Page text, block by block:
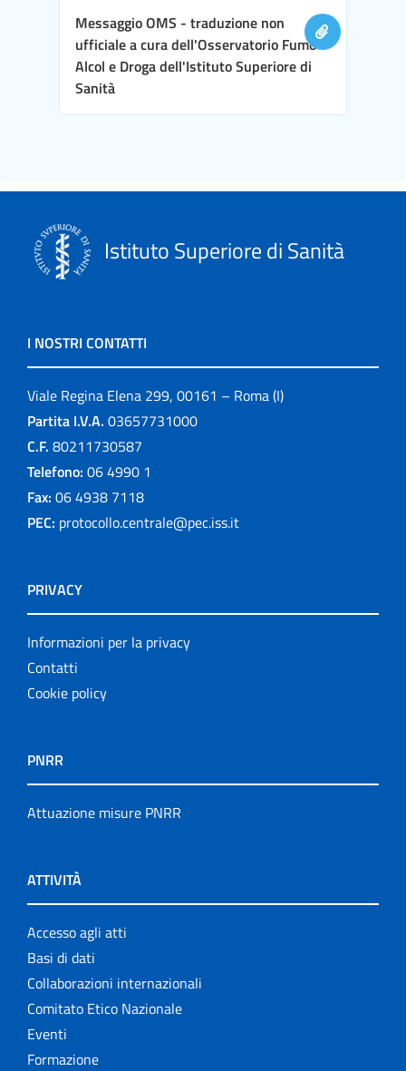
Messaggio OMS - traduzione non
ufficiale a cura dell'Osservatorio Fumo
Alcol e Droga dell'Istituto Superiore di
Sanità
Istituto Superiore di Sanità
I NOSTRI CONTATTI
Viale Regina Elena 299, 00161 – Roma (I)
Partita I.V.A. 03657731000
C.F. 80211730587
Telefono: 06 4990 1
Fax: 06 4938 7118
PEC: protocollo.centrale@pec.iss.it
PRIVACY
Informazioni per la privacy
Contatti
Cookie policy
PNRR
Attuazione misure PNRR
ATTIVITÀ
Accesso agli atti
Basi di dati
Collaborazioni internazionali
Comitato Etico Nazionale
Eventi
Formazione